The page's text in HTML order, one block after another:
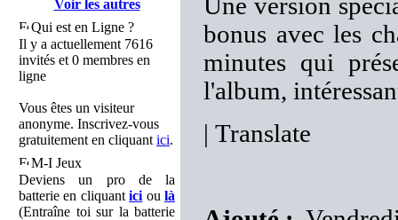
Voir les autres
Qui est en Ligne ?
Il y a actuellement 7616
invités et 0 membres en
ligne
Vous êtes un visiteur
anonyme. Inscrivez-vous
gratuitement en cliquant ici.
M-I Jeux
Deviens un pro de la
batterie en cliquantici oulà
(Entraîne toi sur la batterie
Une version
bonus avec les
minutes qui
l'album,
| Translate